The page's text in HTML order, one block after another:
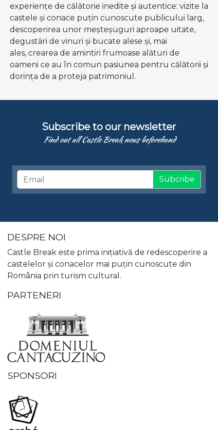
experiențe de călătorie inedite și autentice: vizite la
castele și conace puțin cunoscute publicului larg,
descoperirea unor meșteșuguri aproape uitate,
degustări de vinuri și bucate alese și, mai
ales, crearea de amintiri frumoase alături de
oameni ce au în comun pasiunea pentru călătorii și
dorința de a proteja patrimoniul.
Subscribe to our newsletter
Find out all Castle Break news beforehand
Subcribe
DESPRE NOI
Castle Break este prima iniţiativă de redescoperire a
castelelor şi conacelor mai puţin cunoscute din
România prin turism cultural.
PARTENERI
SPONSORI